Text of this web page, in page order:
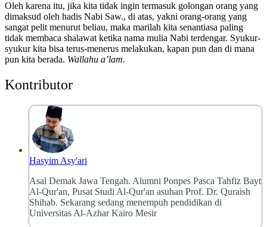
Oleh karena itu, jika kita tidak ingin termasuk golongan orang yang
dimaksud oleh hadis Nabi Saw., di atas, yakni orang-orang yang
sangat pelit menurut beliau, maka marilah kita senantiasa paling
tidak membaca shalawat ketika nama mulia Nabi terdengar. Syukur-
syukur kita bisa terus-menerus melakukan, kapan pun dan di mana
pun kita berada. Wallahu a’lam.
Kontributor
Hasyim Asy'ari
Asal Demak Jawa Tengah. Alumni Ponpes Pasca Tahfiz Bayt
Al-Qur'an, Pusat Studi Al-Qur'an asuhan Prof. Dr. Quraish
Shihab. Sekarang sedang menempuh pendidikan di
Universitas Al-Azhar Kairo Mesir